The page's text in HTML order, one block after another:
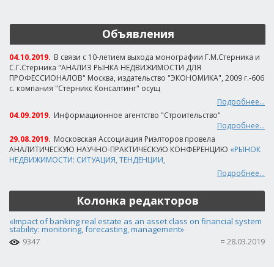
Объявления
04.10.2019. В связи с 10-летием выхода монографии Г.М.Стерника и
С.Г.Стерника "АНАЛИЗ РЫНКА НЕДВИЖИМОСТИ ДЛЯ
ПРОФЕССИОНАЛОВ" Москва, издательство "ЭКОНОМИКА", 2009 г.-606
с. компания "Стерникс Консалтинг" осущ
Подробнее...
04.09.2019. Информационное агентство "Строительство"
Подробнее...
29.08.2019. Московская Ассоциация Риэлторов провела
АНАЛИТИЧЕСКУЮ НАУЧНО-ПРАКТИЧЕСКУЮ КОНФЕРЕНЦИЮ «РЫНОК
НЕДВИЖИМОСТИ: СИТУАЦИЯ, ТЕНДЕНЦИИ,
Подробнее...
Колонка редакторов
«Impact of banking real estate as an asset class on financial system
stability: monitoring, forecasting, management»
9347
28.03.2019